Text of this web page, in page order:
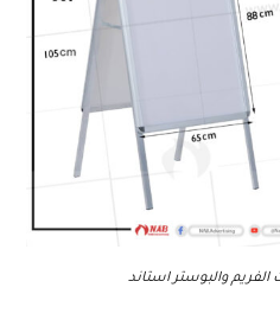
والبوستر استاند